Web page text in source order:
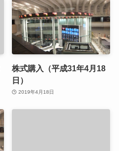
株式購入（平成31年4月18
日）
2019年4月18日